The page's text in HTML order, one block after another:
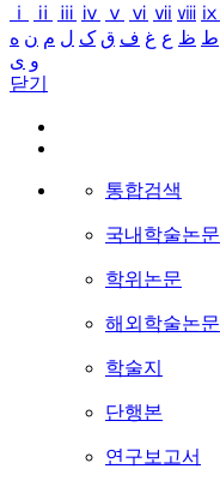
ⅰ
ⅱ ⅲ ⅳ ⅴ ⅵ ⅶ ⅷ ⅸ
ط ظ ع غ ف ق ک ل م ن ه
و ی
닫기
통합검색
국내학술논문
학위논문
해외학술논문
학술지
단행본
연구보고서